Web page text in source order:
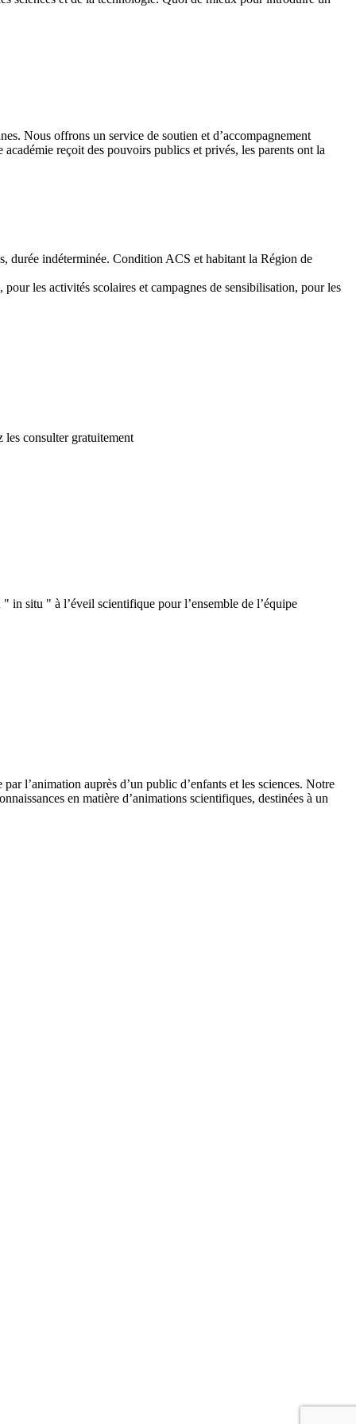
Nous offrons un service de soutien et d’accompagnement
reçoit des pouvoirs publics et privés, les parents ont la
durée indéterminée. Condition ACS et habitant la Région de
les activités scolaires et campagnes de sensibilisation, pour les
consulter gratuitement
in situ " à l’éveil scientifique pour l’ensemble de l’équipe
l’animation auprès d’un public d’enfants et les sciences. Notre
en matière d’animations scientifiques, destinées à un